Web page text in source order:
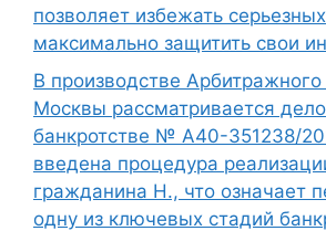
позволяет избежать
максимально защитить свои
В производстве Арбитражного
Москвы рассматривается
банкротстве № А40-351238/
введена процедура
гражданина Н., что означает
одну из ключевых стадий